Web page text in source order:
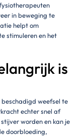
in beweging te
helpt om
stimuleren en het
is
weefsel te
echter snel af
worden en kan je
doorbloeding,